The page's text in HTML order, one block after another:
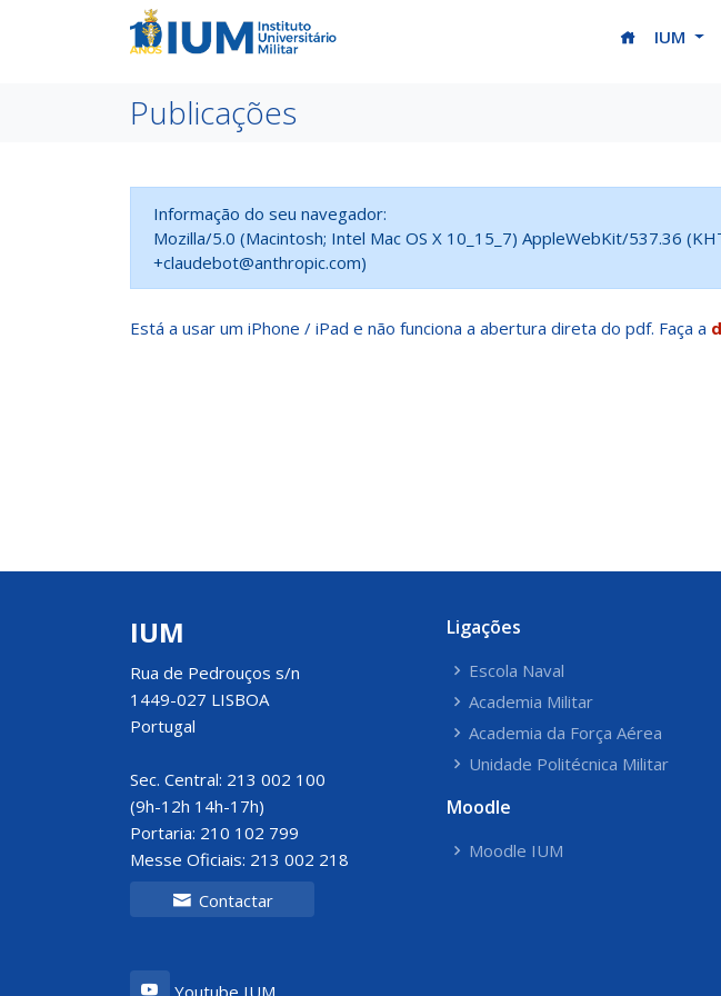
(current)
IUM
Publicações
Informação do seu navegador:
Mozilla/5.0 (Macintosh; Intel Mac OS X 10_15_7) AppleWebKit/537.36
+claudebot@anthropic.com)
Está a usar um iPhone / iPad e não funciona a abertura direta do pdf. Faça a
IUM
Rua de Pedrouços s/n
1449-027 LISBOA
Portugal
Sec. Central: 213 002 100
(9h-12h 14h-17h)
Portaria: 210 102 799
Messe Oficiais: 213 002 218
Contactar
Youtube IUM
Ligações
Escola Naval
Academia Militar
Academia da Força Aérea
Unidade Politécnica Militar
Moodle
Moodle IUM